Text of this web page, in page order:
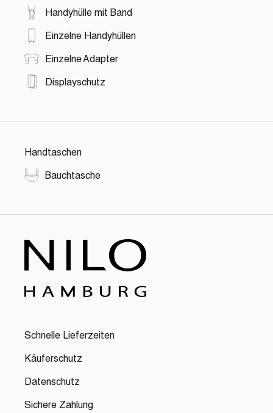
Handyhülle mit Band
Einzelne Handyhüllen
Einzelne Adapter
Displayschutz
Handtaschen
Bauchtasche
Schnelle Lieferzeiten
Käuferschutz
Datenschutz
Sichere Zahlung